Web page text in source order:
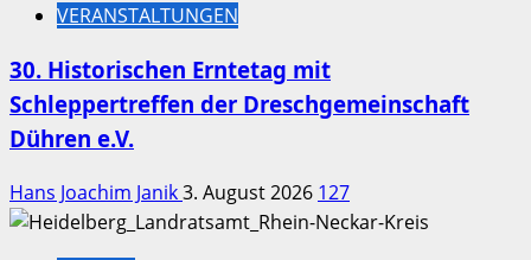
VERANSTALTUNGEN
30. Historischen Erntetag mit
Schleppertreffen der Dreschgemeinschaft
Dühren e.V.
Hans Joachim Janik3. August 2026 127